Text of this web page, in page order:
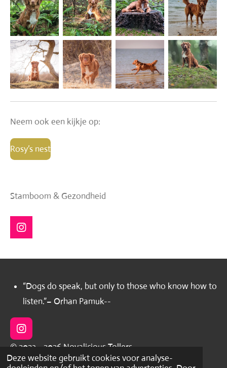
Deze website gebruikt cookies voor analyse-
Neem ook een kijkje op:
Rosy’s nest
Stamboom & Gezondheid
I
n
t
g
a
“Dogs do speak, but only to those who know how to
listen.”– Orhan Pamuk--
I
n
t
© 2023 - 2026 Novalicious Tollers
Powered byJouwWeb